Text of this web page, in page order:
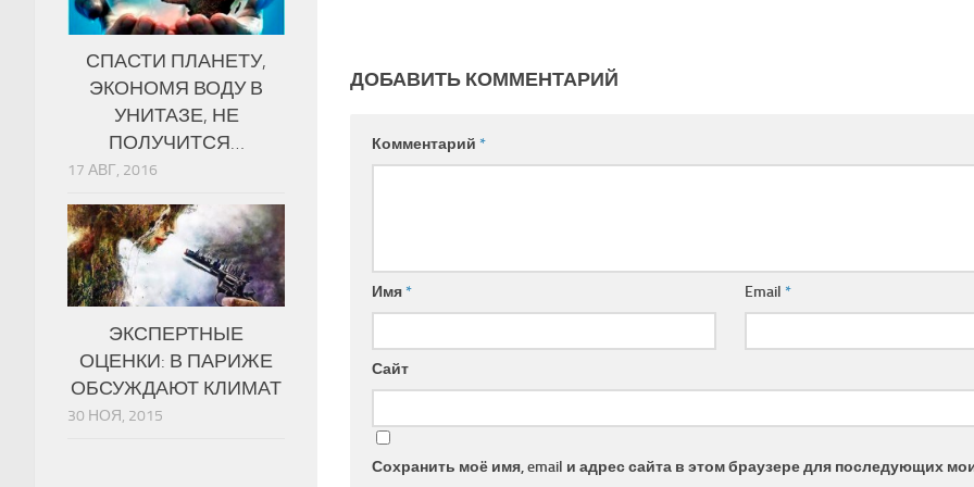
ДОБАВИТЬ КОММЕНТАРИЙ
Комментарий *
Имя* Email*
Сайт
Сохранить моё имя, email и адрес сайта в этом браузере для последующих
СПАСТИ ПЛАНЕТУ,
ЭКОНОМЯ ВОДУ В
УНИТАЗЕ, НЕ
ПОЛУЧИТСЯ…
17 АВГ, 2016
ЭКСПЕРТНЫЕ
ОЦЕНКИ: В ПАРИЖЕ
ОБСУЖДАЮТ КЛИМАТ
30 НОЯ, 2015